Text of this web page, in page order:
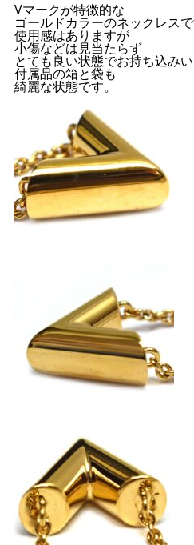
Vマークが特徴的な
ゴールドカラーのネックレスで
使用感はありますが
小傷などは見当たらず
とても良い状態でお持ち込みい
付属品の箱と袋も
綺麗な状態です。